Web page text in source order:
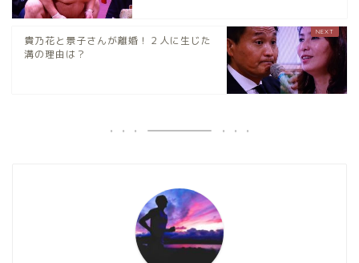
貴乃花と景子さんが離婚！２人に生じた
溝の理由は？